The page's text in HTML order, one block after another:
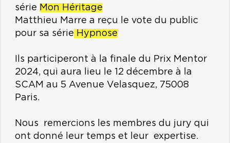
série Mon Héritage
Matthieu Marre a reçu le vote du public
pour sa série Hypnose
Ils participeront à la finale du Prix Mentor
2024, qui aura lieu le 12 décembre à la
SCAM au 5 Avenue Velasquez, 75008
Paris.
Nous remercions les membres du jury qui
ont donné leur temps et leur expertise.